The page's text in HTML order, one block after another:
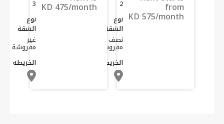
from
KD 575/month
2
نوع
الشقة
نصف
مفروشة
الخريطة
KD 475/month
3
نوع
الشقة
غير
مفروشة
الخريطة